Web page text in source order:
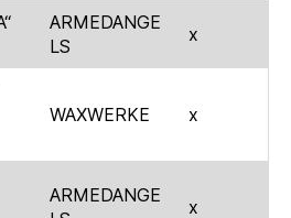
ARMEDANGE
LS
x
WAXWERKE x
ARMEDANGE
x